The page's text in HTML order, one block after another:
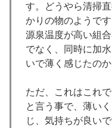
す。どうやら清掃
かりの物のようです
源泉温度が高い組
でなく、同時に加
いで薄く感じたのか
ただ、これはこれ
と言う事で、薄い
じ、気持ちが良いで